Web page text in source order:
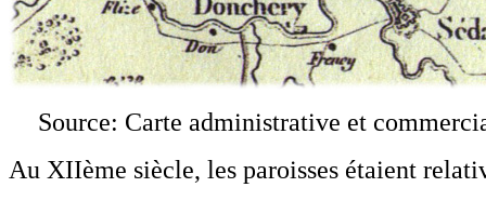
Source: Carte administrative et
Au XIIème siècle, les paroisses étaient